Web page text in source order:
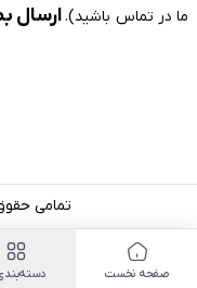
ما در تماس باشید).ارسال
تمامی
صفحه نخست